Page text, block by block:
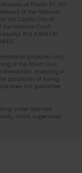
at Prosta 67, 00-
of the National
the Capital City of
the National Court
PLN 3,494,747
purposes only
of the Polish Civil
Investing in
possibility of losing
does not guarantee
under licenses
, which supervises